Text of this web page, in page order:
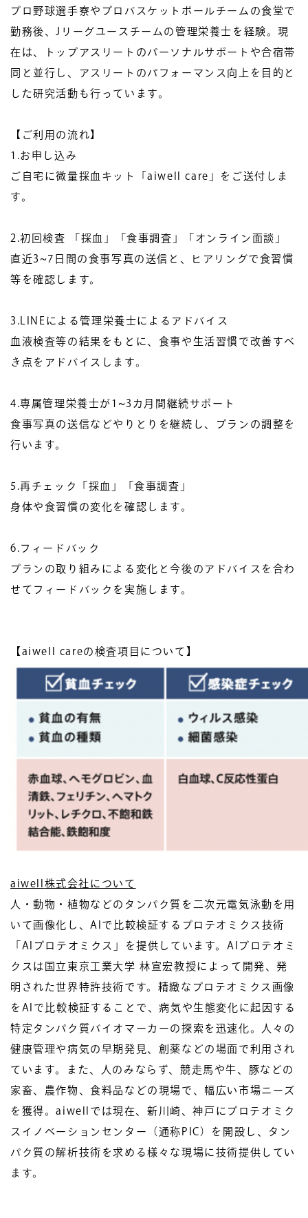
プロ野球選手寮やプロバスケットボールチームの食堂で
勤務後、Jリーグユースチームの管理栄養士を経験。現
在は、トップアスリートのパーソナルサポートや合宿帯
同と並行し、アスリートのパフォーマンス向上を目的と
した研究活動も行っています。
【ご利用の流れ】
1.お申し込み
ご自宅に微量採血キット「aiwell care」をご送付しま
す。
2.初回検査 「採血」「食事調査」「オンライン面談」
直近3~7日間の食事写真の送信と、ヒアリングで食習慣
等を確認します。
3.LINE による管理栄養士によるアドバイス
血液検査等の結果をもとに、食事や生活習慣で改善すべ
き点をアドバイスします。
4.専属管理栄養士が1~3カ月間継続サポート
食事写真の送信などやりとりを継続し、プランの調整を
行います。
5.再チェック「採血」「食事調査」
身体や食習慣の変化を確認します。
6.フィードバック
プランの取り組みによる変化と今後のアドバイスを合わ
せてフィードバックを実施します。
【aiwell careの検査項目について】
aiwell 株式会社について
人・動物・植物などのタンパク質を二次元電気泳動を用
いて画像化し、AIで比較検証するプロテオミクス技術
「AIプロテオミクス」を提供しています。AIプロテオミ
クスは国立東京工業大学 林宣宏教授によって開発、発
明された世界特許技術です。精緻なプロテオミクス画像
をAIで比較検証することで、病気や生態変化に起因する
特定タンパク質バイオマーカーの探索を迅速化。人々の
健康管理や病気の早期発見、創薬などの場面で利用され
ています。また、人のみならず、競走馬や牛、豚などの
家畜、農作物、食料品などの現場で、幅広い市場ニーズ
を獲得。aiwellでは現在、新川崎、神戸にプロテオミク
スイノベーションセンター（通称PIC）を開設し、タン
パク質の解析技術を求める様々な現場に技術提供してい
ます。